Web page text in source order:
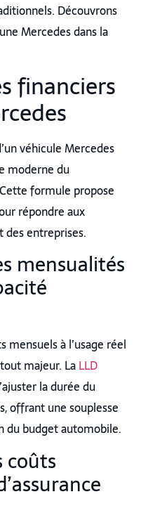
Découvrons
Mercedes dans la
financiers
véhicule Mercedes
moderne du
formule propose
répondre aux
entreprises.
mensualités
mensuels à l’usage réel
majeur. LaLLD
la durée du
offrant une souplesse
du budget automobile.
coûts